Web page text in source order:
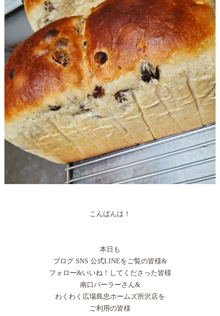
こんばんは！
本日も
ブログ SNS 公式LINEをご覧の皆様&
フォロー&いいね！してくださった皆様
南口パーラーさん&
わくわく広場島忠ホームズ所沢店を
ご利用の皆様